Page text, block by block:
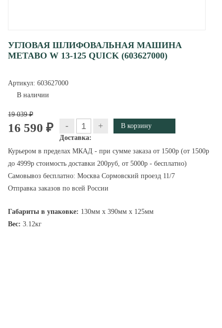
УГЛОВАЯ ШЛИФОВАЛЬНАЯ МАШИНА
METABO W 13-125 QUICK (603627000)
Артикул: 603627000
В наличии
19 039 ₽
16 590 ₽ - +
Доставка:
Курьером в пределах МКАД - при сумме заказа от 1500р (от 1500р
до 4999р стоимость доставки 200руб, от 5000р - бесплатно)
Самовывоз бесплатно: Москва Сормовский проезд 11/7
Отправка заказов по всей России
Габариты в упаковке: 130мм x 390мм x 125мм
Вес: 3.12кг